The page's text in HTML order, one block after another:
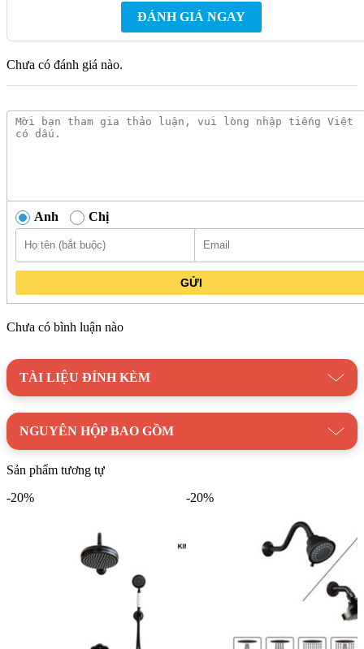
thau mạ Niken-Crom sáng bóng, mang lại vẻ đẹp sang trọng
và hiện đại cho không gian bếp của bạn.
độ bền cao, chống gỉ sét và ăn mòn tốt.
lưu lượng nước, giúp bạn tiết kiệm nước hiệu quả.
Lắp đặt đơn giản:
Kim Quốc Tiến là nhà cung cấpVòi Nước Lạnh TOTO T26-
13 Gắn Tườngchính hãng với giá cả cạnh tranh. Chúng tôi
cam kết cung cấp sản phẩm chất lượng cao, dịch vụ khách
hàng chuyên nghiệp và chế độ bảo hành tốt nhất.
Hotline: 0898.888.516
Thương hiệu:Thiết Bị Vệ Sinh TOTO
ĐÁNH GIÁ NGAY
Chưa có đánh giá nào.
Anh Chị
GỬI
Chưa có bình luận nào
TÀI LIỆU ĐÍNH KÈM
NGUYÊN HỘP BAO GỒM
Sản phẩm tương tự
-20%
-20%